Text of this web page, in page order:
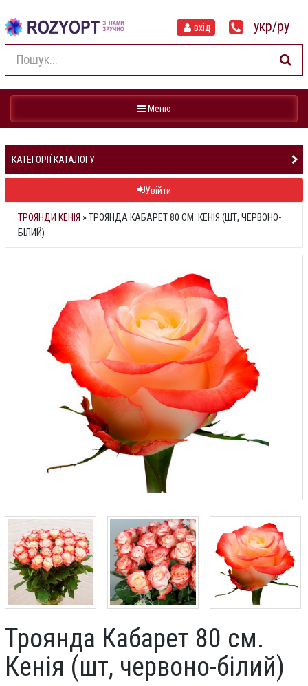
вхід укр/ру
Навігація
Меню
КАТЕГОРІЇ КАТАЛОГУ
Увійти
ТРОЯНДИ КЕНІЯ »ТРОЯНДА КАБАРЕТ 80 СМ. КЕНІЯ (ШТ, ЧЕРВОНО-
БІЛИЙ)
Троянда Кабарет 80 см.
Кенія (шт, червоно-білий)